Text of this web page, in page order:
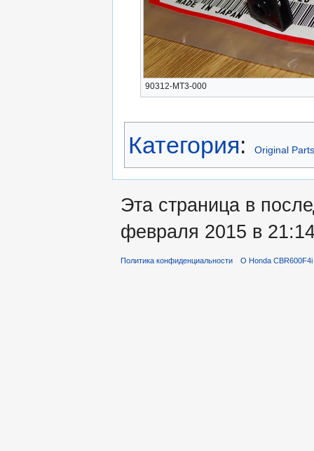
90312-MT3-000
Категория: Original
Эта страница в
февраля 2015 в
Политика конфиденциальности О Honda CBR600F4i